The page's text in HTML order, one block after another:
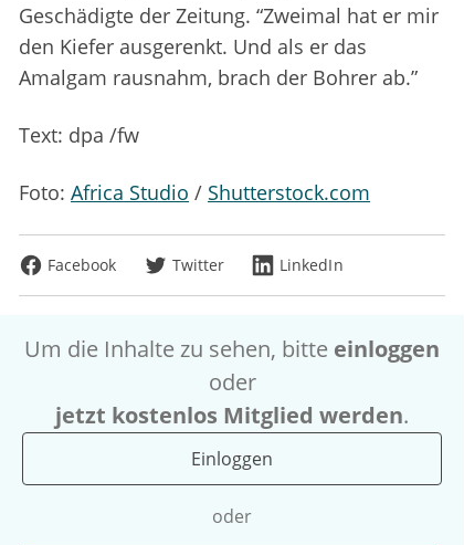
Geschädigte der Zeitung. “Zweimal hat er mir
den Kiefer ausgerenkt. Und als er das
Amalgam rausnahm, brach der Bohrer ab.”
Text: dpa /fw
Foto: Africa Studio / Shutterstock.com
Facebook Twitter LinkedIn
Um die Inhalte zu sehen, bitte einloggen
oder
jetzt kostenlos Mitglied werden.
Einloggen
oder